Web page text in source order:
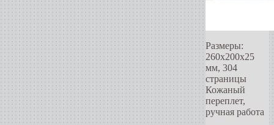
Размеры:
260x200x25
мм, 304
страницы
Кожаный
переплет,
ручная работа